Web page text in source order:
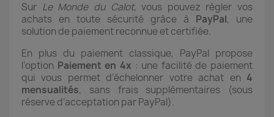
Sur Le Monde du Calot, vous pouvez régler vos
achats en toute sécurité grâce à PayPal, une
solution de paiement reconnue et certifiée.
En plus du paiement classique, PayPal propose
l’option Paiement en 4x : une facilité de paiement
qui vous permet d’échelonner votre achat en 4
mensualités, sans frais supplémentaires (sous
réserve d’acceptation par PayPal).